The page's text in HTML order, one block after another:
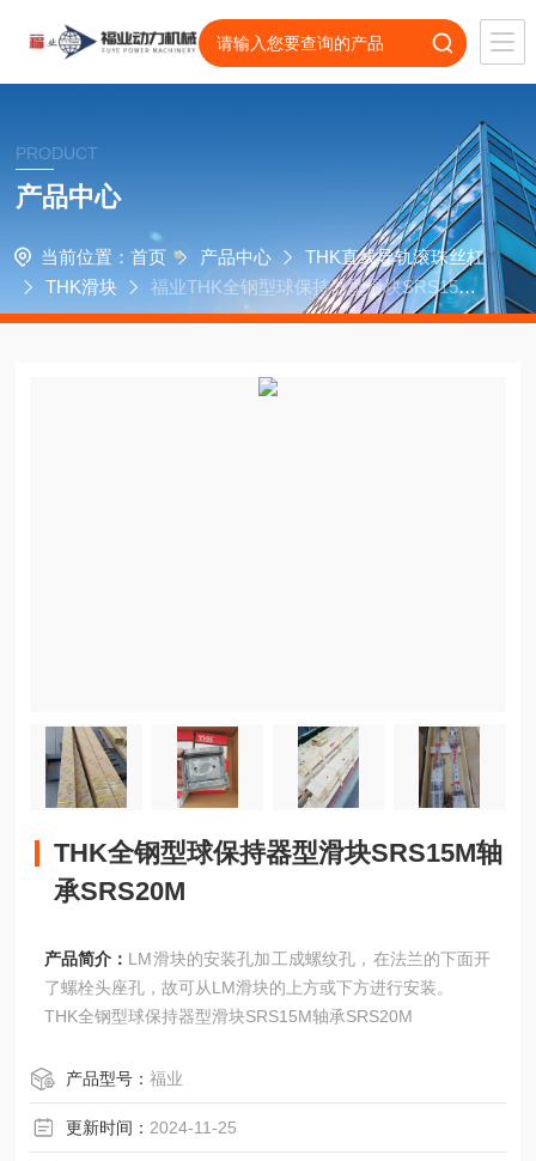
PRODUCT
产品中心
当前位置： 首页 产品中心
THK直线导轨滚珠丝杠
THK滑块
福业THK全钢型球保持器型滑块SRS15M
轴承SRS20M
THK全钢型球保持器型滑块SRS15M轴
承SRS20M
产品简介： LM滑块的安装孔加工成螺纹孔，在法兰的下面开
了螺栓头座孔，故可从LM滑块的上方或下方进行安装。
THK全钢型球保持器型滑块SRS15M轴承SRS20M
产品型号：福业
更新时间： 2024-11-25